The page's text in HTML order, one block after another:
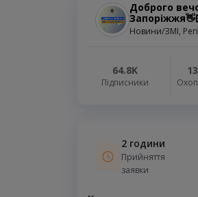
Доброго
Новини/ЗМІ,
64.8K
Підписники
2 години
Прийняття
заявки